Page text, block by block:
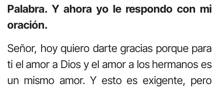
Palabra. Y ahora yo le respondo con mi
oración.
Señor, hoy quiero darte gracias porque para
ti el amor a Dios y el amor a los hermanos es
un mismo amor. Y esto es exigente, pero